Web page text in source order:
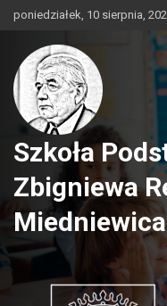
content
poniedziałek, 10 sierpnia,
Szkoła
Zbigniewa